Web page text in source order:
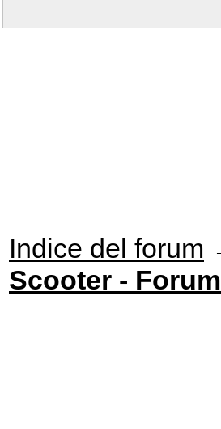
Indice del forum
Scooter -